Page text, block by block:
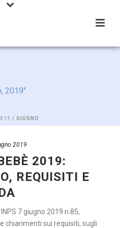
2019"
/ GIUGNO
2019
2019:
REQUISITI E
7 giugno 2019 n.85,
chiarimenti sui requisiti, sugli